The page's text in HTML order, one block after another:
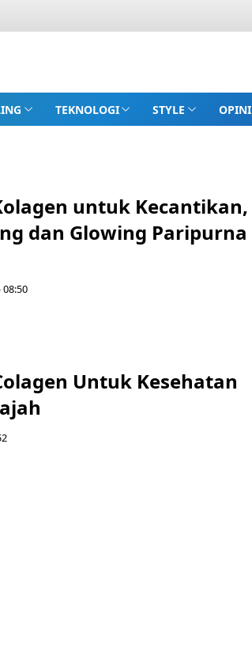
TEKNOLOGI STYLE OPINI
untuk Kecantikan,
dan Glowing Paripurna
08:50
Untuk Kesehatan